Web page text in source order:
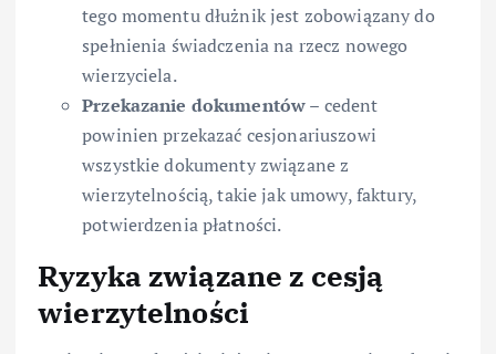
tego momentu dłużnik jest zobowiązany do
spełnienia świadczenia na rzecz nowego
wierzyciela.
Przekazanie dokumentów– cedent
powinien przekazać cesjonariuszowi
wszystkie dokumenty związane z
wierzytelnością, takie jak umowy, faktury,
potwierdzenia płatności.
Ryzyka związane z cesją
wierzytelności